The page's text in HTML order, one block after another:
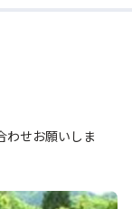
わせお願いしま